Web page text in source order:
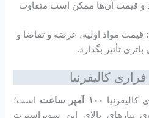
و قیمت آن‌ها ممکن است متفاوت
قیمت مواد اولیه، عرضه و تقاضا و
تأثیر بگذارد.
کالیفرنیا
کالیفرنیا ۱۰۰ آمپر ساعت
است؛
نیازهای بالای این سوپراسپرت